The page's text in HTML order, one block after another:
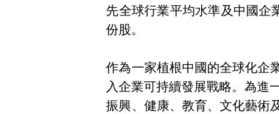
先全球行業平均水準及中國企
份股。
作為一家植根中國的全球化企
入企業可持續發展戰略。為進
振興、健康、教育、文化藝術